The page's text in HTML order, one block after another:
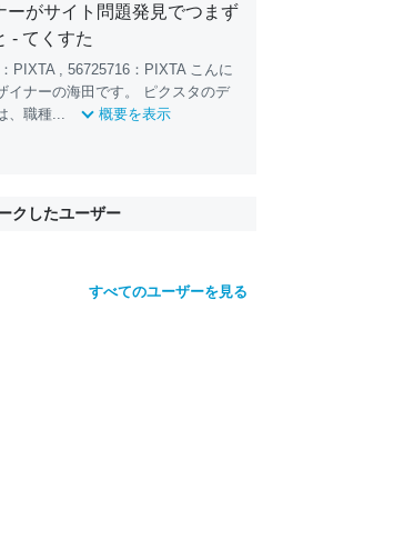
ーがサイト問題発見でつまず
- てくすた
PIXTA , 56725716：PIXTA こんに
イナーの海田です。 ピクスタのデ
、職種...
概要を表示
クしたユーザー
すべてのユーザーを見る